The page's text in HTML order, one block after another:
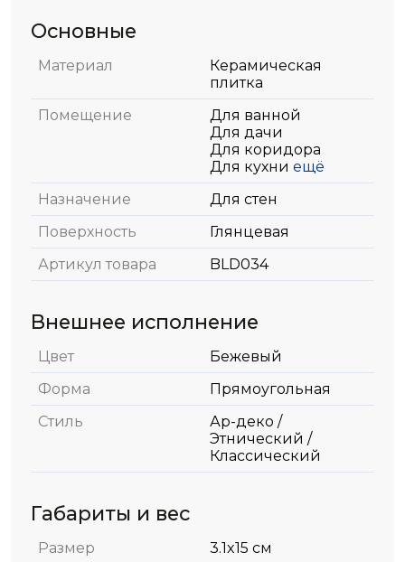
Основные
Материал
Керамическая
плитка
Помещение
Для ванной
Для дачи
Для коридора
Для кухни ещё
Назначение
Для стен
Поверхность
Глянцевая
Артикул товара
BLD034
Внешнее исполнение
Цвет
Бежевый
Форма
Прямоугольная
Стиль
Ар-деко /
Этнический /
Классический
Габариты и вес
Размер 3.1x15 см